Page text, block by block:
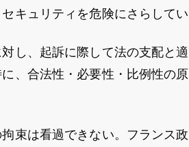
キュリティを危険にさらしてい
し、起訴に際して法の支配と
、合法性・必要性・比例性の
束は看過できない。フランス